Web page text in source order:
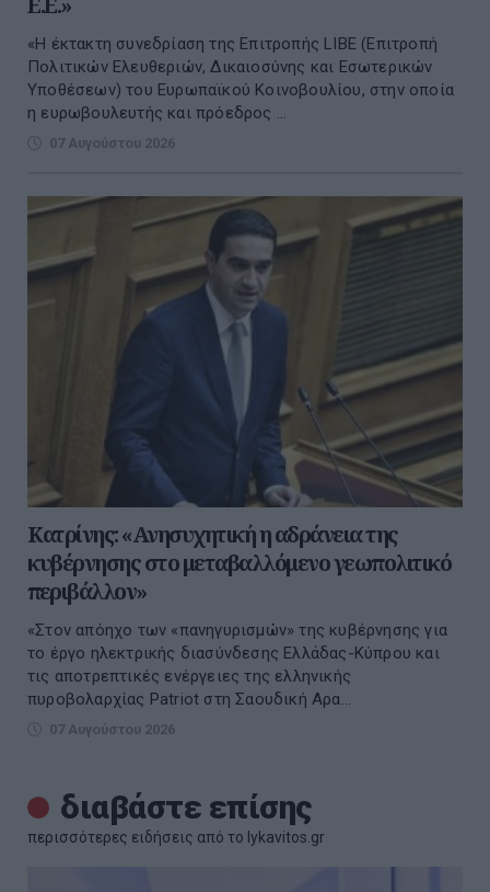
«Η έκτακτη συνεδρίαση της Επιτροπής LIBE (Επιτροπή
Πολιτικών Ελευθεριών, Δικαιοσύνης και Εσωτερικών
Υποθέσεων) του Ευρωπαϊκού Κοινοβουλίου, στην οποία
η ευρωβουλευτής και πρόεδρος ...
07 Αυγούστου 2026
Κατρίνης: «Ανησυχητική η αδράνεια της
κυβέρνησης στο μεταβαλλόμενο γεωπολιτικό
περιβάλλον»
«Στον απόηχο των «πανηγυρισμών» της κυβέρνησης για
το έργο ηλεκτρικής διασύνδεσης Ελλάδας-Κύπρου και
τις αποτρεπτικές ενέργειες της ελληνικής
πυροβολαρχίας Patriot στη Σαουδική Αρα...
07 Αυγούστου 2026
διαβάστε επίσης
περισσότερες ειδήσεις από το lykavitos.gr